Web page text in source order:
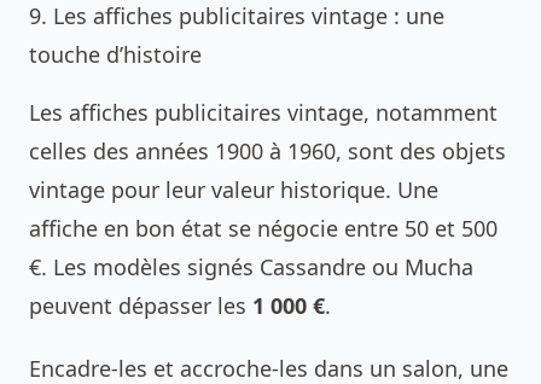
9. Les affiches publicitaires vintage : une
touche d’histoire
Les affiches publicitaires vintage, notamment
celles des années 1900 à 1960, sont des objets
vintage pour leur valeur historique. Une
affiche en bon état se négocie entre 50 et 500
€. Les modèles signés Cassandre ou Mucha
peuvent dépasser les 1 000 €.
Encadre-les et accroche-les dans un salon, une